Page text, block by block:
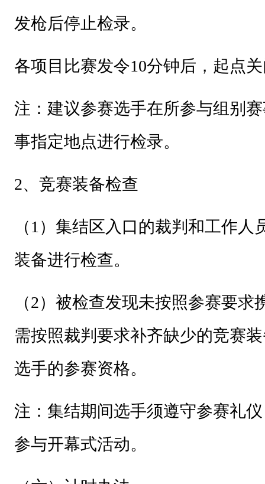
发枪后停止检录。
各项目比赛发令10分钟后，起点
注： 建议参赛选手在所参与组别
事指定地点进行检录。
2、竞赛装备检查
（1）集结区入口的裁判和工作
装备进行检查。
（2）被检查发现未按照参赛要
需按照裁判要求补齐缺少的竞赛
选手的参赛资格。
注： 集结期间选手须遵守参赛礼
参与开幕式活动。